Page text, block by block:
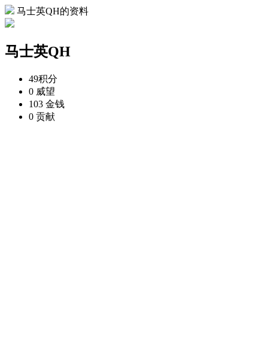
马士英QH的资料
马士英QH
49积分
0 威望
103 金钱
0 贡献